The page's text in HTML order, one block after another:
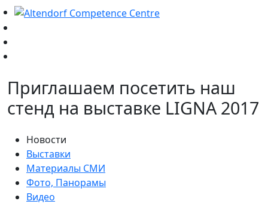
Приглашаем посетить наш
стенд на выставке LIGNA 2017
Новости
Выставки
Материалы СМИ
Фото, Панорамы
Видео